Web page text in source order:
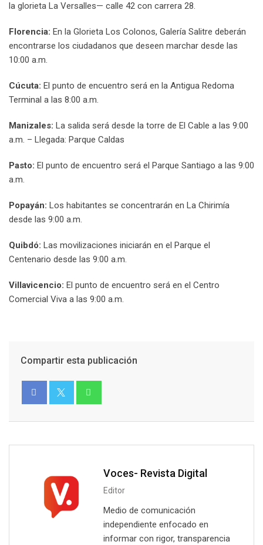
la glorieta La Versalles— calle 42 con carrera 28.
Florencia: En la Glorieta Los Colonos, Galería Salitre deberán
encontrarse los ciudadanos que deseen marchar desde las
10:00 a.m.
Cúcuta: El punto de encuentro será en la Antigua Redoma
Terminal a las 8:00 a.m.
Manizales: La salida será desde la torre de El Cable a las 9:00
a.m. – Llegada: Parque Caldas
Pasto: El punto de encuentro será el Parque Santiago a las 9:00
a.m.
Popayán: Los habitantes se concentrarán en La Chirimía
desde las 9:00 a.m.
Quibdó: Las movilizaciones iniciarán en el Parque el
Centenario desde las 9:00 a.m.
Villavicencio: El punto de encuentro será en el Centro
Comercial Viva a las 9:00 a.m.
Compartir esta publicación
Voces- Revista Digital
Editor
Medio de comunicación
independiente enfocado en
informar con rigor, transparencia